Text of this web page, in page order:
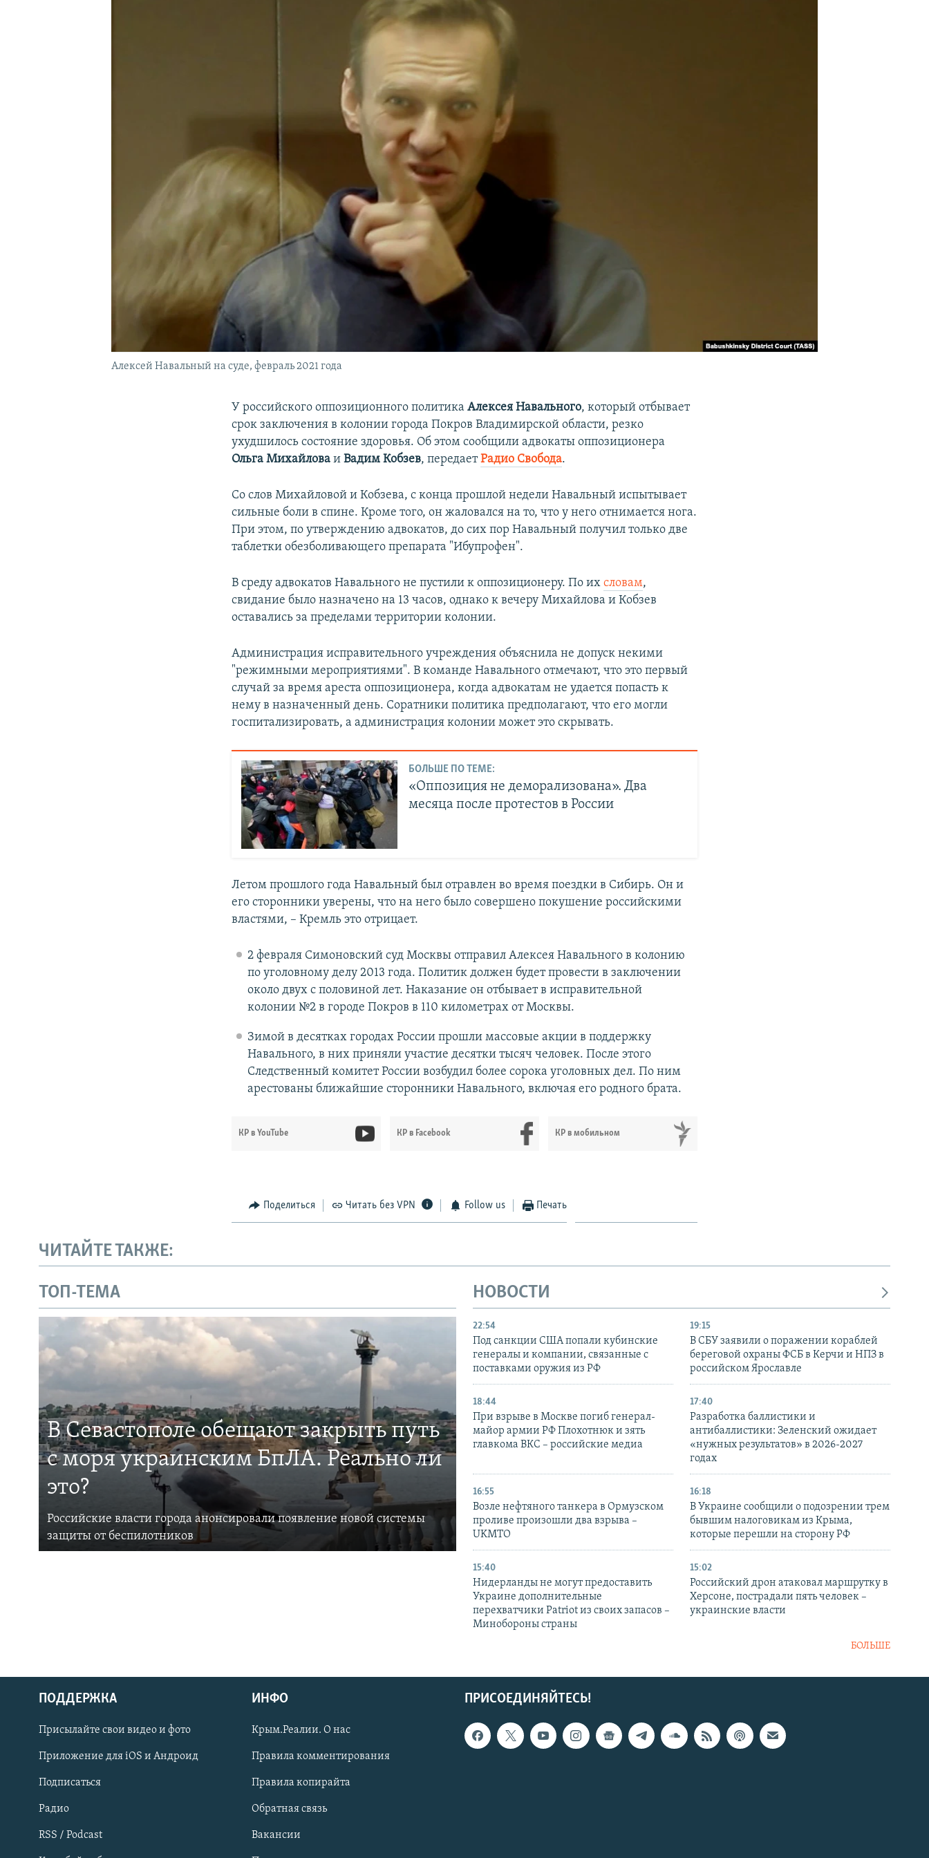
Українською
Qırımtatar
ПРИСОЕДИНЯЙТЕСЬ!
Алексей Навальный на суде, февраль 2021 года
У российского оппозиционного политикаАлексея Навального, который отбывает
срок заключения в колонии города Покров Владимирской области, резко
ухудшилось состояние здоровья. Об этом сообщили адвокаты оппозиционера
Ольга Михайлова иВадим Кобзев, передаетРадио Свобода.
Со слов Михайловой и Кобзева, с конца прошлой недели Навальный испытывает
сильные боли в спине. Кроме того, он жаловался на то, что у него отнимается нога.
При этом, по утверждению адвокатов, до сих пор Навальный получил только две
таблетки обезболивающего препарата "Ибупрофен".
В среду адвокатов Навального не пустили к оппозиционеру. По ихсловам,
свидание было назначено на 13 часов, однако к вечеру Михайлова и Кобзев
оставались за пределами территории колонии.
Администрация исправительного учреждения объяснила не допуск некими
"режимными мероприятиями". В команде Навального отмечают, что это первый
случай за время ареста оппозиционера, когда адвокатам не удается попасть к
нему в назначенный день. Соратники политика предполагают, что его могли
госпитализировать, а администрация колонии может это скрывать.
БОЛЬШЕ ПО ТЕМЕ:
«Оппозиция не деморализована». Два
месяца после протестов в России
Летом прошлого года Навальный был отравлен во время поездки в Сибирь. Он и
его сторонники уверены, что на него было совершено покушение российскими
властями, – Кремль это отрицает.
2 февраля Симоновский суд Москвы отправил Алексея Навального в колонию
по уголовному делу 2013 года. Политик должен будет провести в заключении
около двух с половиной лет. Наказание он отбывает в исправительной
колонии №2 в городе Покров в 110 километрах от Москвы.
Зимой в десятках городах России прошли массовые акции в поддержку
Навального, в них приняли участие десятки тысяч человек. После этого
Следственный комитет России возбудил более сорока уголовных дел. По ним
арестованы ближайшие сторонники Навального, включая его родного брата.
КР в YouTube КР в Facebook КР в мобильном
Поделиться Читать без VPN Follow us Печать
ЧИТАЙТЕ ТАКЖЕ:
ТОП-ТЕМА
В Севастополе обещают закрыть путь
с моря украинским БпЛА. Реально ли
это?
Российские власти города анонсировали появление новой системы
защиты от беспилотников
НОВОСТИ
22:54
Под санкции США попали кубинские
генералы и компании, связанные с
поставками оружия из РФ
19:15
В СБУ заявили о поражении кораблей
береговой охраны ФСБ в Керчи и НПЗ в
российском Ярославле
18:44
При взрыве в Москве погиб генерал-
майор армии РФ Плохотнюк и зять
главкома ВКС – российские медиа
17:40
Разработка баллистики и
антибаллистики: Зеленский ожидает
«нужных результатов» в 2026-2027
годах
16:55
Возле нефтяного танкера в Ормузском
проливе произошли два взрыва –
UKMTO
16:18
В Украине сообщили о подозрении трем
бывшим налоговикам из Крыма,
которые перешли на сторону РФ
15:40
Нидерланды не могут предоставить
Украине дополнительные
перехватчики Patriot из своих запасов –
Минобороны страны
15:02
Российский дрон атаковал маршрутку в
Херсоне, пострадали пять человек –
украинские власти
БОЛЬШЕ
ПРИСОЕДИНЯЙТЕСЬ!
ПОДДЕРЖКА
Присылайте свои видео и фото
Приложение для iOS и Андроид
Подписаться
Радио
RSS / Podcast
ИНФО
Крым.Реалии. О нас
Правила комментирования
Правила копирайта
Обратная связь
Вакансии